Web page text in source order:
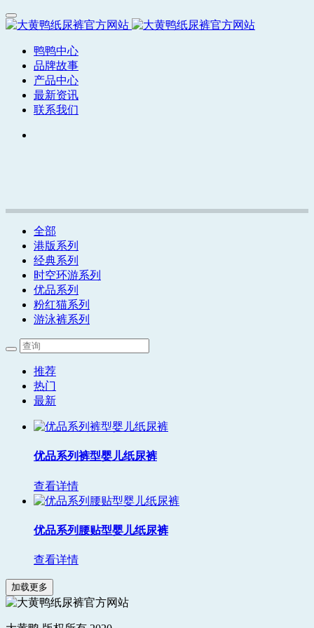
鸭鸭中心
品牌故事
产品中心
最新资讯
联系我们
全部
港版系列
经典系列
时空环游系列
优品系列
粉红猫系列
游泳裤系列
推荐
热门
最新
优品系列裤型婴儿纸尿裤
查看详情
优品系列腰贴型婴儿纸尿裤
查看详情
加载更多